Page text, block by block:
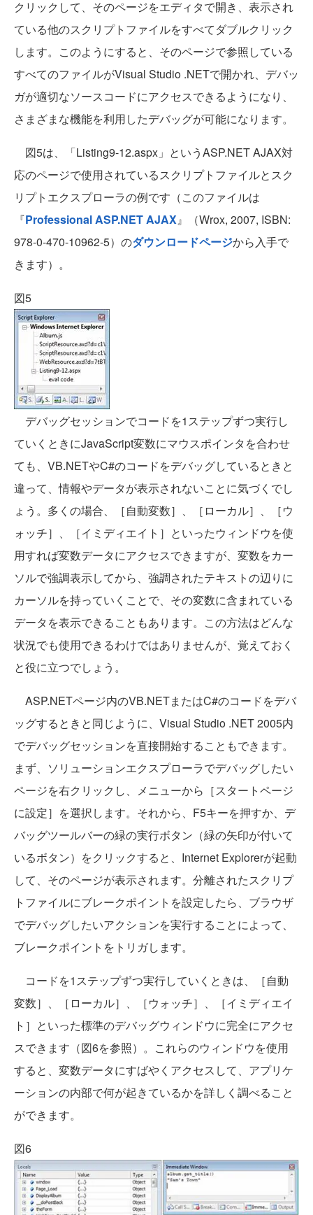
クリックして、そのページをエディタで開き、表示され
ている他のスクリプトファイルをすべてダブルクリック
します。このようにすると、そのページで参照している
すべてのファイルがVisual Studio .NETで開かれ、デバッ
ガが適切なソースコードにアクセスできるようになり、
さまざまな機能を利用したデバッグが可能になります。
図5は、「Listing9-12.aspx」というASP.NET AJAX対
応のページで使用されているスクリプトファイルとスク
リプトエクスプローラの例です（このファイルは
『Professional ASP.NET AJAX』（Wrox, 2007, ISBN:
978-0-470-10962-5）のダウンロードページから入手で
きます）。
図5
デバッグセッションでコードを1ステップずつ実行し
ていくときにJavaScript変数にマウスポインタを合わせ
ても、VB.NETやC#のコードをデバッグしているときと
違って、情報やデータが表示されないことに気づくでし
ょう。多くの場合、［自動変数］、［ローカル］、［ウ
ォッチ］、［イミディエイト］といったウィンドウを使
用すれば変数データにアクセスできますが、変数をカー
ソルで強調表示してから、強調されたテキストの辺りに
カーソルを持っていくことで、その変数に含まれている
データを表示できることもあります。この方法はどんな
状況でも使用できるわけではありませんが、覚えておく
と役に立つでしょう。
ASP.NETページ内のVB.NETまたはC#のコードをデバ
ッグするときと同じように、Visual Studio .NET 2005内
でデバッグセッションを直接開始することもできます。
まず、ソリューションエクスプローラでデバッグしたい
ページを右クリックし、メニューから［スタートページ
に設定］を選択します。それから、F5キーを押すか、デ
バッグツールバーの緑の実行ボタン（緑の矢印が付いて
いるボタン）をクリックすると、Internet Explorerが起動
して、そのページが表示されます。分離されたスクリプ
トファイルにブレークポイントを設定したら、ブラウザ
でデバッグしたいアクションを実行することによって、
ブレークポイントをトリガします。
コードを1ステップずつ実行していくときは、［自動
変数］、［ローカル］、［ウォッチ］、［イミディエイ
ト］といった標準のデバッグウィンドウに完全にアクセ
スできます（図6を参照）。これらのウィンドウを使用
すると、変数データにすばやくアクセスして、アプリケ
ーションの内部で何が起きているかを詳しく調べること
ができます。
図6